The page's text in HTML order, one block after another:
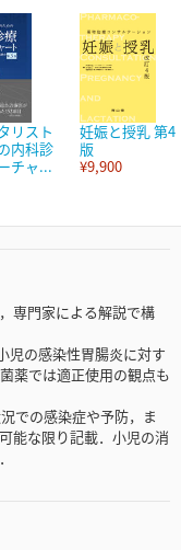
リスト
内科診
チャ...
妊娠と授乳 第4
版
¥9,900
専門家による解説で構
児の感染性胃腸炎に対す
薬では適正使用の観点も
での感染症や予防，ま
能な限り記載．小児の消